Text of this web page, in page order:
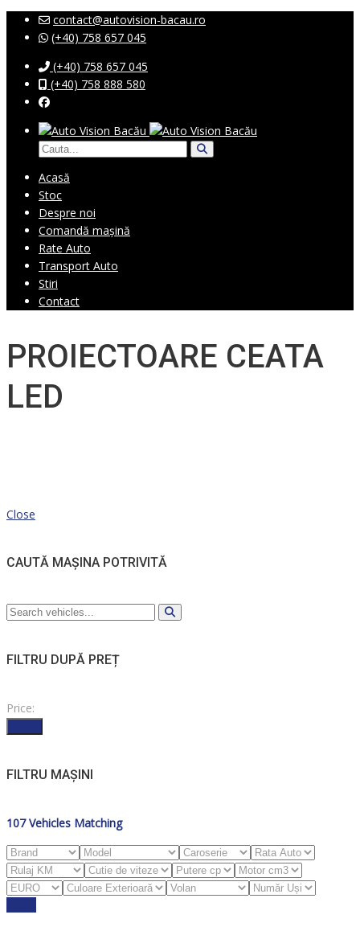
contact@autovision-bacau.ro
(+40) 758 657 045
(+40) 758 657 045
(+40) 758 888 580
Acasă
Stoc
Despre noi
Comandă mașină
Rate Auto
Transport Auto
Stiri
Contact
PROIECTOARE CEATA
LED
Close
CAUTĂ MAȘINA POTRIVITĂ
FILTRU DUPĂ PREȚ
Price:
FILTRU MAȘINI
107 Vehicles Matching